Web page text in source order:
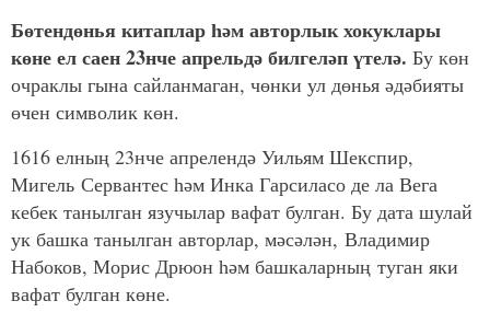
Бөтендөнья китаплар һәм авторлык хокуклары
көне ел саен 23нче апрельдә билгеләп үтелә. Бу көн
очраклы гына сайланмаган, чөнки ул дөнья әдәбияты
өчен символик көн.
1616 елның 23нче апрелендә Уильям Шекспир,
Мигель Сервантес һәм Инка Гарсиласо де ла Вега
кебек танылган язучылар вафат булган. Бу дата шулай
ук башка танылган авторлар, мәсәлән, Владимир
Набоков, Морис Дрюон һәм башкаларның туган яки
вафат булган көне.